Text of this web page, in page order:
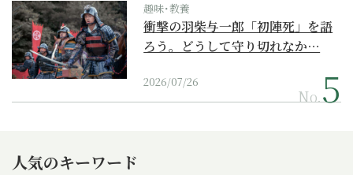
趣味･教養
衝撃の羽柴与一郎「初陣死」を語
ろう。どうして守り切れなか…
2026/07/26
No.
人気のキーワード